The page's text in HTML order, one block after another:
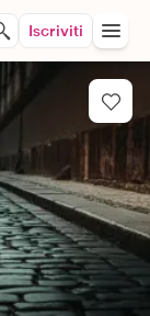
Iscriviti